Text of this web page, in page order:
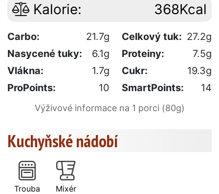
Kalorie: 368Kcal
Carbo: 21.7g Celkový tuk: 27.2g
Nasycené tuky:
6.1g Proteiny:
7.5g
Vlákna:
1.7g Cukr:
19.3g
ProPoints:
10 SmartPoints: 14
Výživové informace na 1 porci (80g)
Kuchyňské nádobí
Trouba Mixér